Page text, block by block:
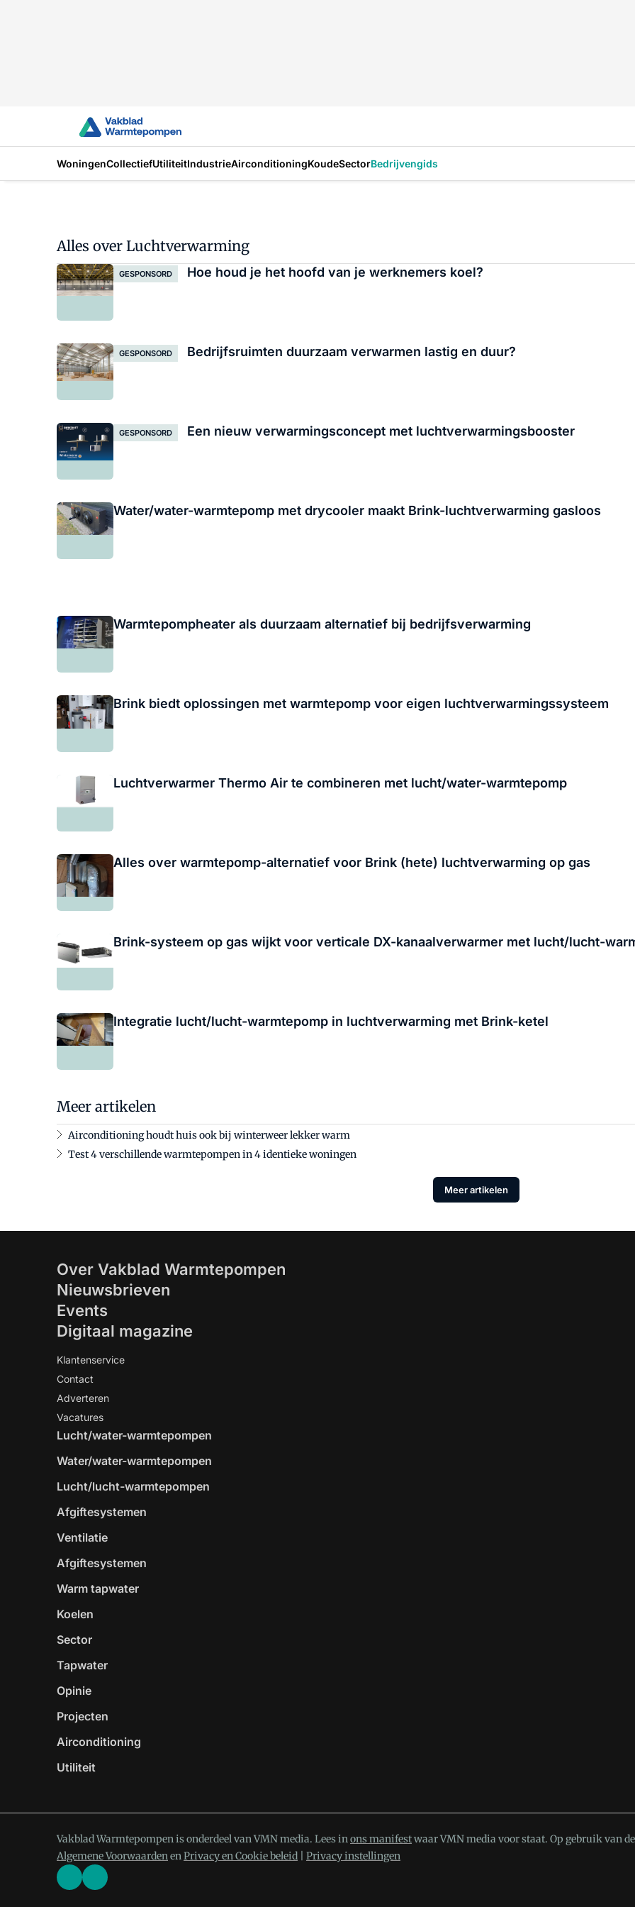
WoningenCollectiefUtiliteitIndustrieAirconditioningKoudeSectorBedrijvengids
Alles over Luchtverwarming
GESPONSORD Hoe houd je het hoofd van je werknemers koel?
GESPONSORD Bedrijfsruimten duurzaam verwarmen lastig en duur?
GESPONSORD Een nieuw verwarmingsconcept met luchtverwarmingsbooster
Water/water-warmtepomp met drycooler maakt Brink-luchtverwarming gasloos
Warmtepompheater als duurzaam alternatief bij bedrijfsverwarming
Brink biedt oplossingen met warmtepomp voor eigen luchtverwarmingssysteem
Luchtverwarmer Thermo Air te combineren met lucht/water-warmtepomp
Alles over warmtepomp-alternatief voor Brink (hete) luchtverwarming op gas
Brink-systeem op gas wijkt voor verticale DX-kanaalverwarmer met lucht/lucht-
Integratie lucht/lucht-warmtepomp in luchtverwarming met Brink-ketel
Meer artikelen
Airconditioning houdt huis ook bij winterweer lekker warm
Test 4 verschillende warmtepompen in 4 identieke woningen
Meer artikelen
Over Vakblad Warmtepompen
Nieuwsbrieven
Events
Digitaal magazine
Klantenservice
Contact
Adverteren
Vacatures
Lucht/water-warmtepompen
Water/water-warmtepompen
Lucht/lucht-warmtepompen
Afgiftesystemen
Ventilatie
Afgiftesystemen
Warm tapwater
Koelen
Sector
Tapwater
Opinie
Projecten
Airconditioning
Utiliteit
Vakblad Warmtepompen is onderdeel van VMN media. Lees inons manifestwaar VMN media voor staat. Op gebruik van
Algemene VoorwaardenenPrivacy en Cookie beleid Privacy instellingen